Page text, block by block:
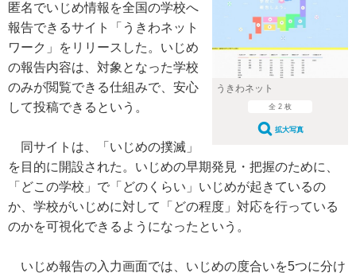
うきわネット
全 2 枚
拡大写真
匿名でいじめ情報を全国の学校へ
報告できるサイト「うきわネット
ワーク」をリリースした。いじめ
の報告内容は、対象となった学校
のみが閲覧できる仕組みで、安心
して投稿できるという。
同サイトは、「いじめの撲滅」
を目的に開設された。いじめの早期発見・把握のために、
「どこの学校」で「どのくらい」いじめが起きているの
か、学校がいじめに対して「どの程度」対応を行っている
のかを可視化できるようになったという。
いじめ報告の入力画面では、いじめの度合いを5つに分け